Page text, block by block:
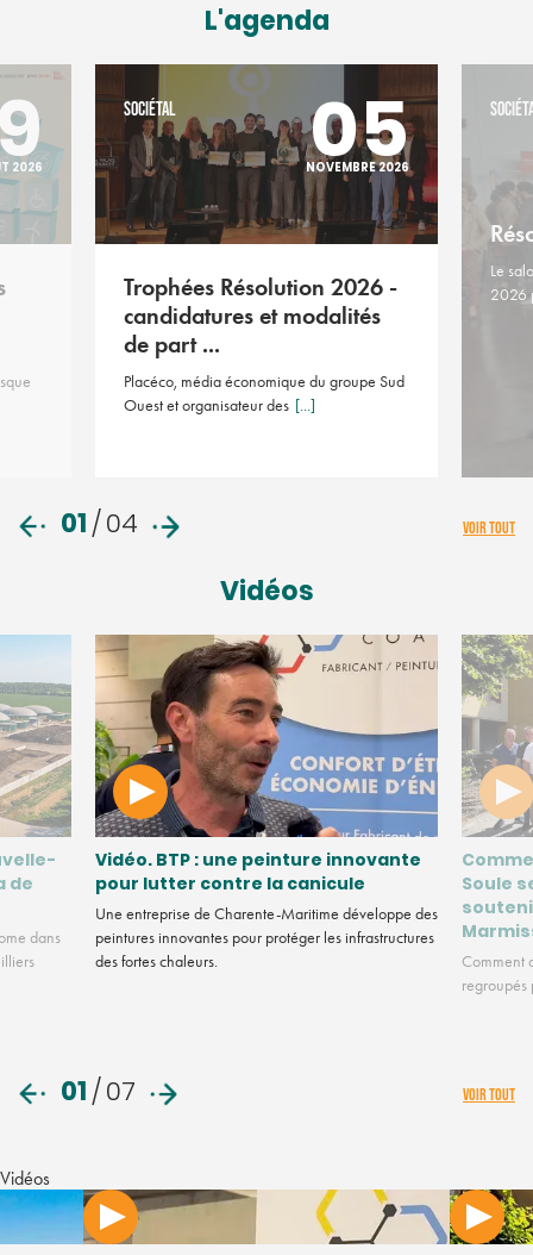
L'agenda
2026
SOCIÉTAL 05
NOVEMBRE 2026
Trophées Résolution 2026 -
candidatures et modalités
de part ...
Placéco, média économique du groupe Sud
Ouest et organisateur des [...]
Le
2026
01/04 VOIR TOUT
Vidéos
de
dans
Vidéo. BTP : une peinture innovante
pour lutter contre la canicule
Une entreprise de Charente-Maritime développe des
peintures innovantes pour protéger les infrastructures
des fortes chaleurs.
Soule
Comment
regroupés
01/07 VOIR TOUT
Vidéos